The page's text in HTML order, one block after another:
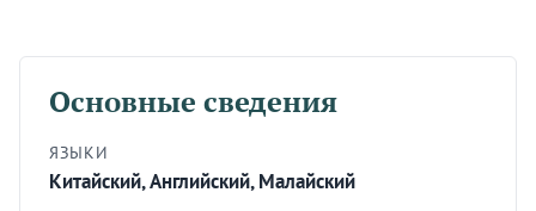
Основные сведения
ЯЗЫКИ
Китайский, Английский, Малайский